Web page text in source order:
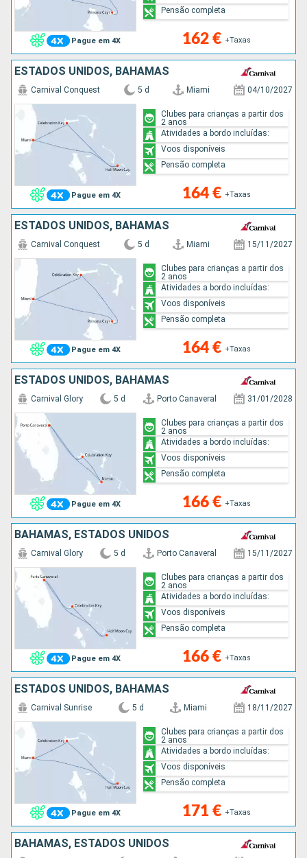
Pague em 4X 162 € +Taxas
Pensão completa
ESTADOS UNIDOS, BAHAMAS
Pague em 4X
Carnival Conquest 5 d Miami 04/10/2027
164 € +Taxas
Clubes para crianças a partir dos
2 anos
Atividades a bordo incluídas:
Voos disponíveis
Pensão completa
ESTADOS UNIDOS, BAHAMAS
Pague em 4X
Carnival Conquest 5 d Miami 15/11/2027
164 € +Taxas
Clubes para crianças a partir dos
2 anos
Atividades a bordo incluídas:
Voos disponíveis
Pensão completa
ESTADOS UNIDOS, BAHAMAS
Pague em 4X
Carnival Glory 5 d Porto Canaveral 31/01/2028
166 € +Taxas
Clubes para crianças a partir dos
2 anos
Atividades a bordo incluídas:
Voos disponíveis
Pensão completa
BAHAMAS, ESTADOS UNIDOS
Pague em 4X
Carnival Glory 5 d Porto Canaveral 15/11/2027
166 € +Taxas
Clubes para crianças a partir dos
2 anos
Atividades a bordo incluídas:
Voos disponíveis
Pensão completa
ESTADOS UNIDOS, BAHAMAS
Pague em 4X
Carnival Sunrise 5 d Miami 18/11/2027
171 € +Taxas
Clubes para crianças a partir dos
2 anos
Atividades a bordo incluídas:
Voos disponíveis
Pensão completa
BAHAMAS, ESTADOS UNIDOS